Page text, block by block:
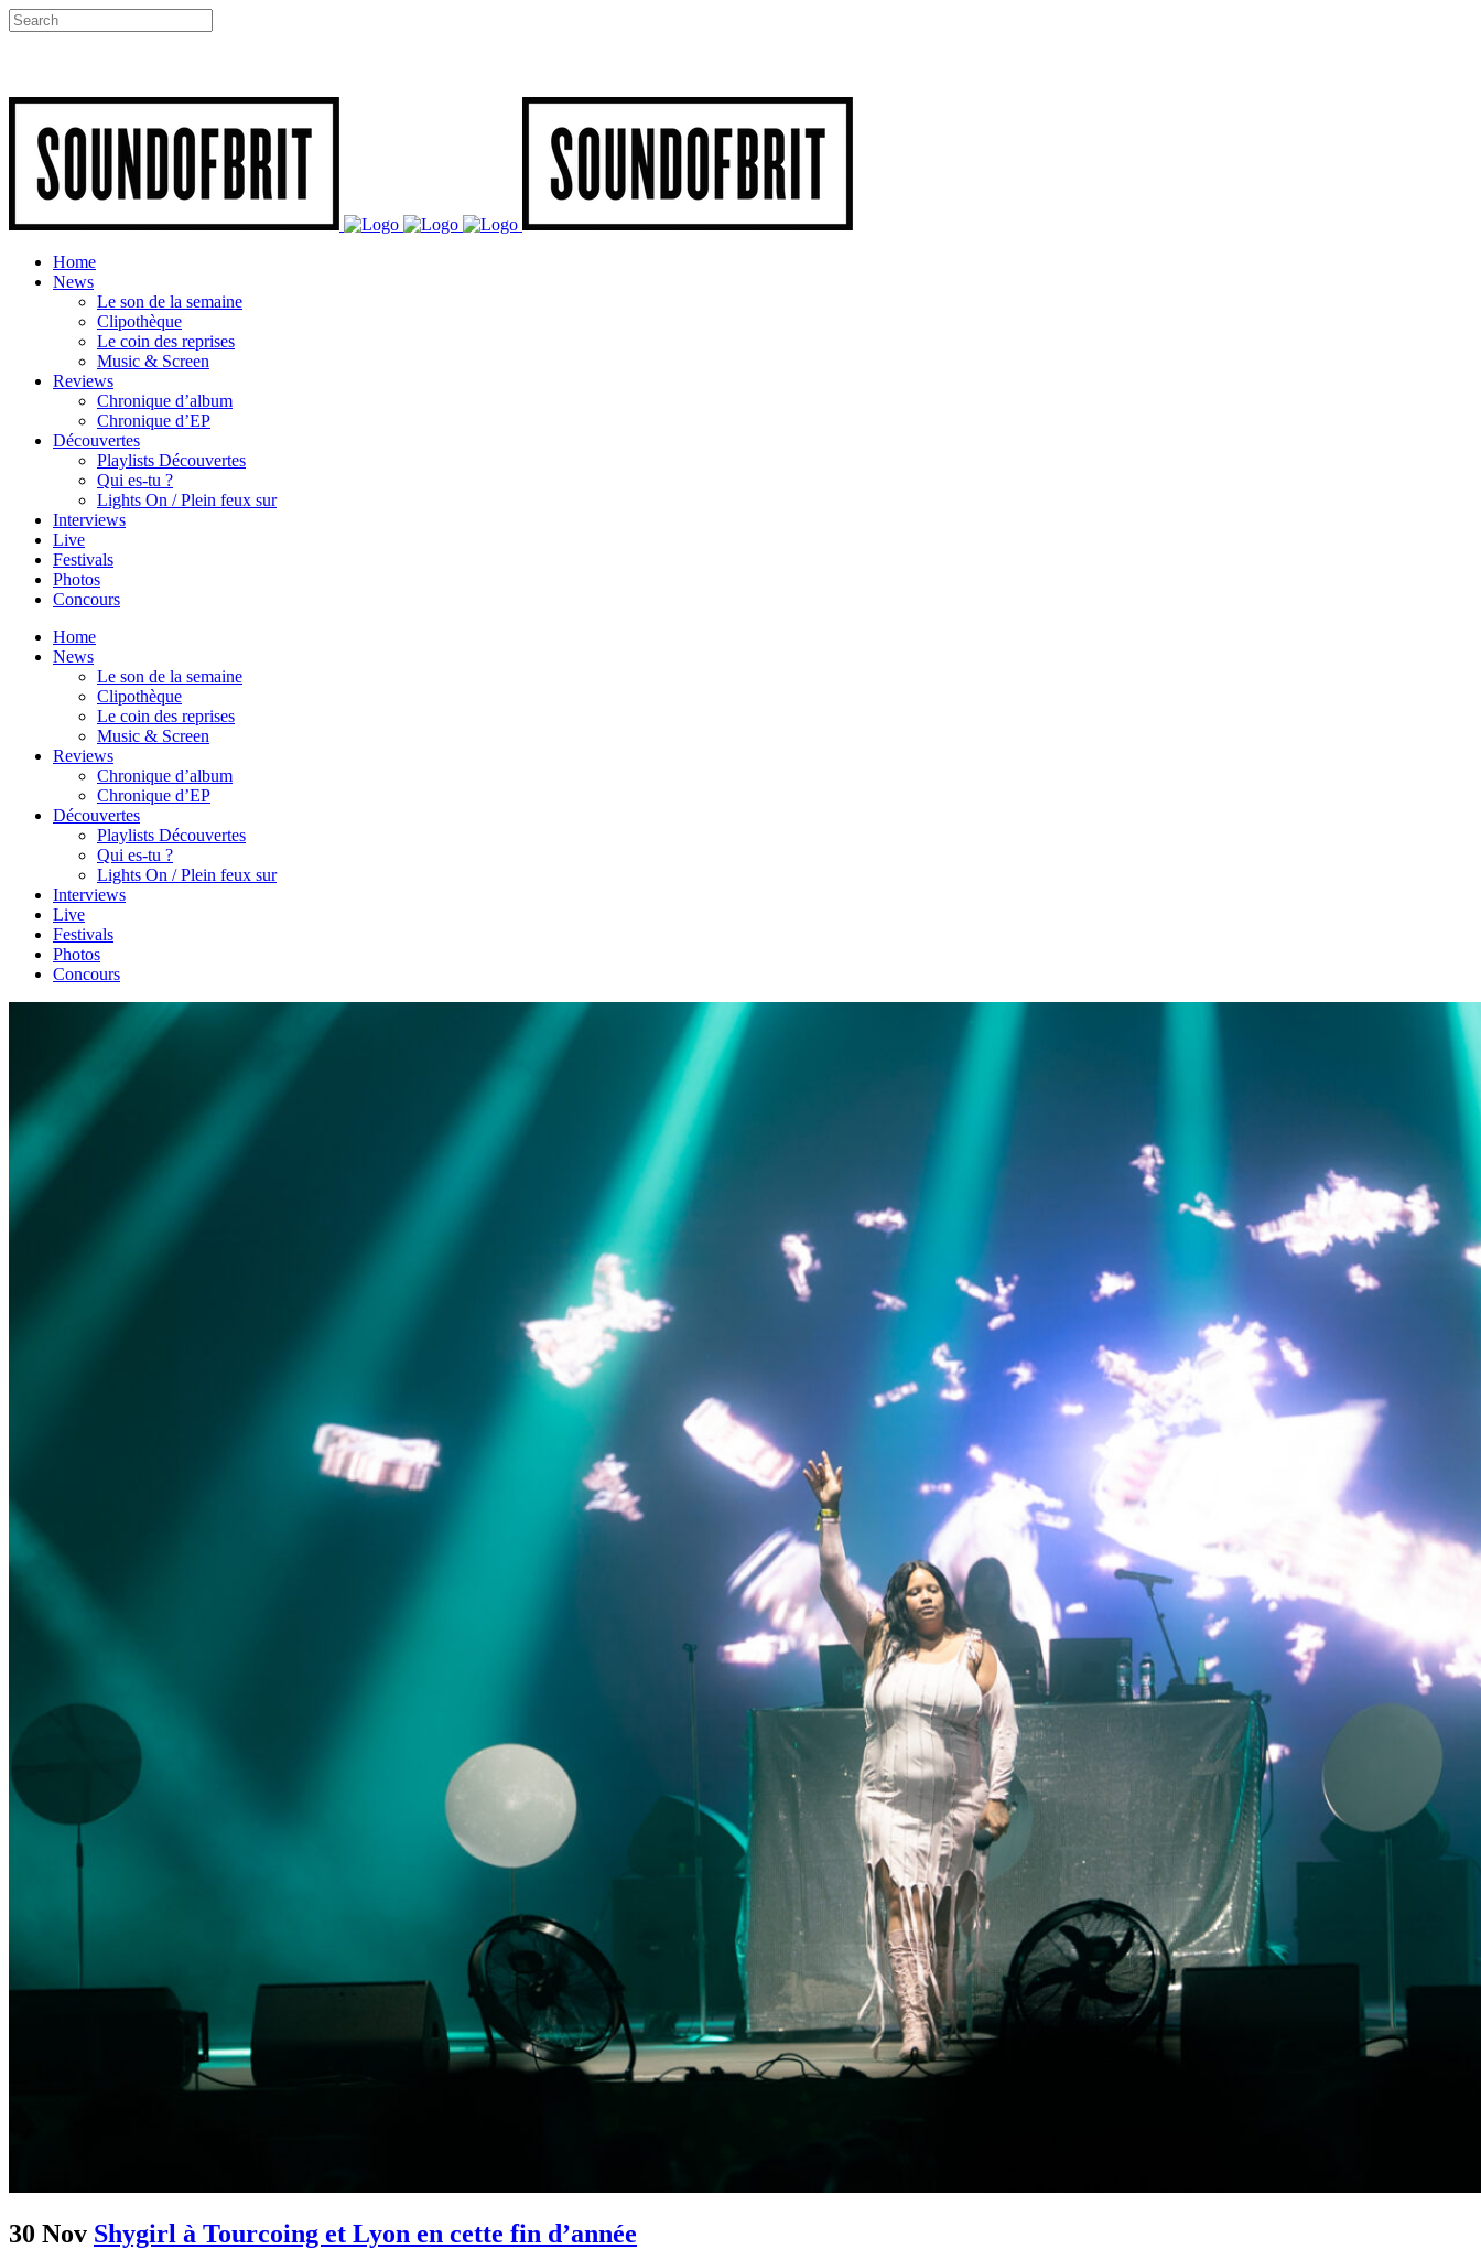
Home
News
Le son de la semaine
Clipothèque
Le coin des reprises
Music & Screen
Reviews
Chronique d’album
Chronique d’EP
Découvertes
Playlists Découvertes
Qui es-tu ?
Lights On / Plein feux sur
Interviews
Live
Festivals
Photos
Concours
Home
News
Le son de la semaine
Clipothèque
Le coin des reprises
Music & Screen
Reviews
Chronique d’album
Chronique d’EP
Découvertes
Playlists Découvertes
Qui es-tu ?
Lights On / Plein feux sur
Interviews
Live
Festivals
Photos
Concours
30 Nov Shygirl à Tourcoing et Lyon en cette fin d’année